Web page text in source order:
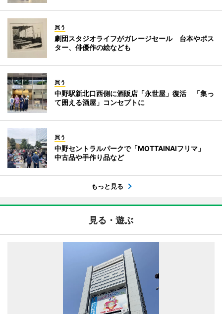
買う
劇団スタジオライフがガレージセール 台本やポス
ター、俳優作の絵なども
買う
中野駅新北口西側に酒販店「永世屋」復活 「集っ
て囲える酒屋」コンセプトに
買う
中野セントラルパークで「MOTTAINAIフリマ」
中古品や手作り品など
もっと見る
見る・遊ぶ